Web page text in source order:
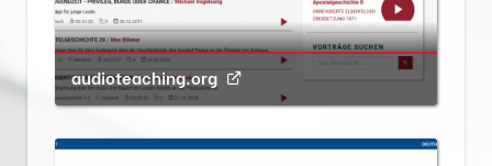
audioteaching.org